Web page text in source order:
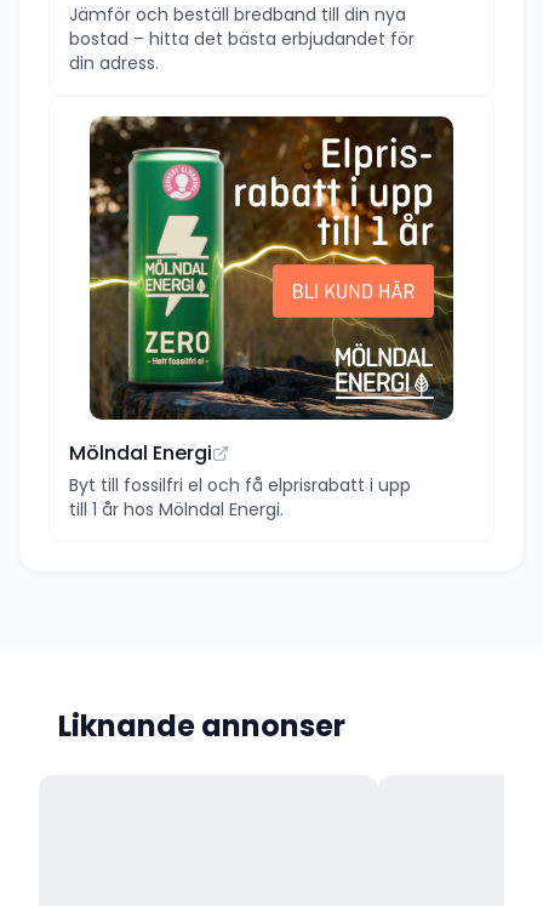
Jämför och beställ bredband till din nya
bostad – hitta det bästa erbjudandet för
din adress.
Mölndal Energi
Byt till fossilfri el och få elprisrabatt i upp
till 1 år hos Mölndal Energi.
Liknande annonser